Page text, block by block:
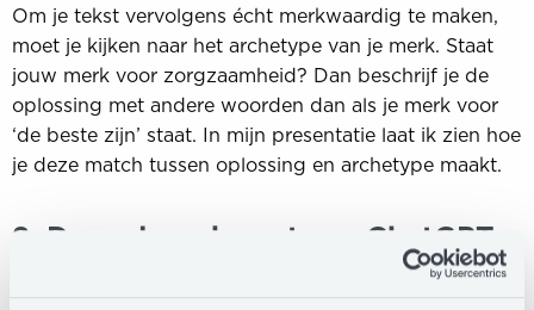
Om je tekst vervolgens écht merkwaardig te maken,
moet je kijken naar het archetype van je merk. Staat
jouw merk voor zorgzaamheid? Dan beschrijf je de
oplossing met andere woorden dan als je merk voor
‘de beste zijn’ staat. In mijn presentatie laat ik zien hoe
je deze match tussen oplossing en archetype maakt.
8. Door de opkomst van ChatGPT
kunnen we toch gewoon ChatGPT